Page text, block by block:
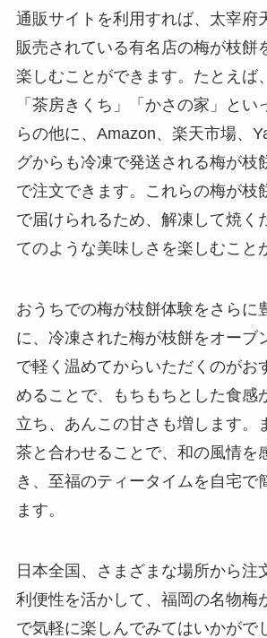
通販サイトを利用すれば、太宰府
販売されている有名店の梅が枝餅
楽しむことができます。たとえば
「茶房きくち」「かさの家」とい
らの他に、Amazon、楽天市場、
グからも冷凍で発送される梅が枝
で注文できます。これらの梅が枝
で届けられるため、解凍して焼く
てのような美味しさを楽しむこと
おうちでの梅が枝餅体験をさらに
に、冷凍された梅が枝餅をオーブ
で軽く温めてからいただくのがお
めることで、もちもちとした食感
立ち、あんこの甘さも増します。
茶と合わせることで、和の風情を
き、至福のティータイムを自宅で
ます。
日本全国、さまざまな場所から注
利便性を活かして、福岡の名物梅
で気軽に楽しんでみてはいかがで